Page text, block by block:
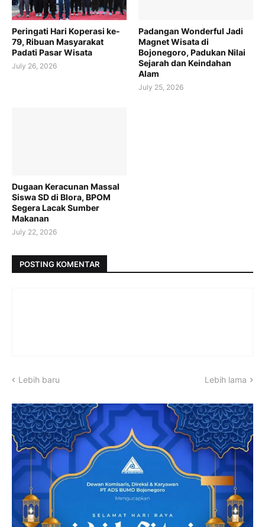
Peringati Hari Koperasi ke-
79, Ribuan Masyarakat
Padati Pasar Wisata
July 26, 2026
Padangan Wonderful Jadi
Magnet Wisata di
Bojonegoro, Padukan Nilai
Sejarah dan Keindahan
Alam
July 25, 2026
Dugaan Keracunan Massal
Siswa SD di Blora, BPOM
Segera Lacak Sumber
Makanan
July 22, 2026
POSTING KOMENTAR
Lebih baru Lebih lama